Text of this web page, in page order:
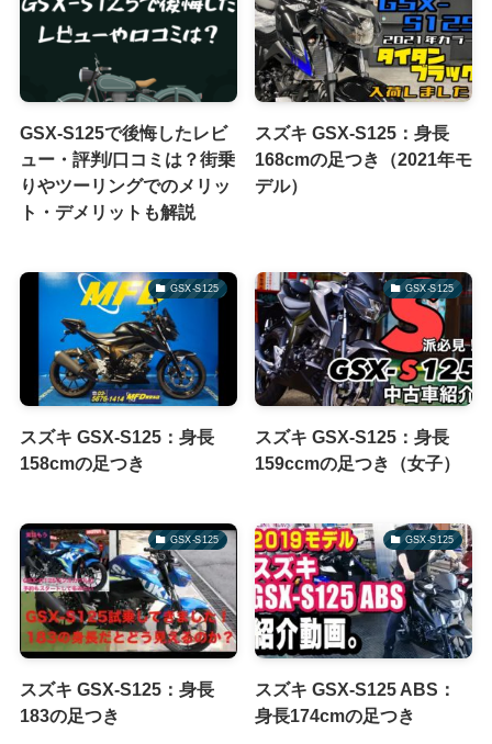
GSX-S125で後悔したレビ
ュー・評判/口コミは？街乗
りやツーリングでのメリッ
ト・デメリットも解説
スズキ GSX-S125：身長
168cmの足つき（2021年モ
デル）
GSX-S125
スズキ GSX-S125：身長
158cmの足つき
GSX-S125
スズキ GSX-S125：身長
159ccmの足つき（女子）
GSX-S125
スズキ GSX-S125：身長
183の足つき
GSX-S125
スズキ GSX-S125 ABS：
身長174cmの足つき